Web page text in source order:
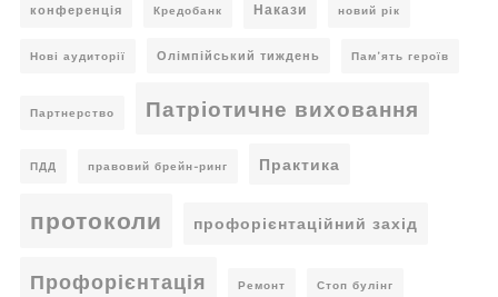
конференція Кредобанк Накази новий рік
Нові аудиторії Олімпійський тиждень Пам’ять героїв
Партнерство Патріотичне виховання
ПДД правовий брейн-ринг Практика
протоколи профорієнтаційний захід
Профорієнтація Ремонт Стоп булінг